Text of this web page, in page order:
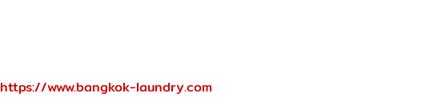
https://www.bangkok-laundry.com